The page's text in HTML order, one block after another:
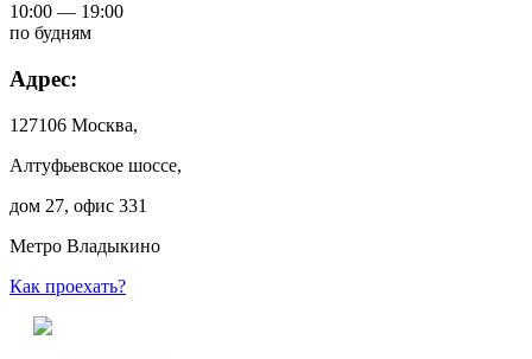
10:00 — 19:00
по будням
Адрес:
127106 Москва,
Алтуфьевское шоссе,
дом 27, офис 331
Метро Владыкино
Как проехать?